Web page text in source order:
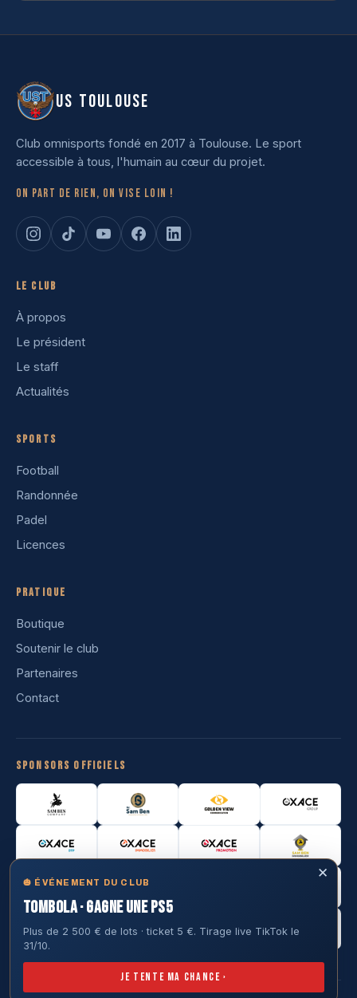
✕
🎃 ÉVÉNEMENT DU CLUB
TOMBOLA · GAGNE UNE PS5
Plus de 2 500 € de lots · ticket 5 €. Tirage live TikTok le
31/10.
Je tente ma chance ›
US TOULOUSE
Club omnisports fondé en 2017 à Toulouse. Le sport
accessible à tous, l'humain au cœur du projet.
On part de rien, on vise loin !
Le club
À propos
Le président
Le staff
Actualités
Sports
Football
Randonnée
Padel
Licences
Pratique
Boutique
Soutenir le club
Partenaires
Contact
Sponsors officiels